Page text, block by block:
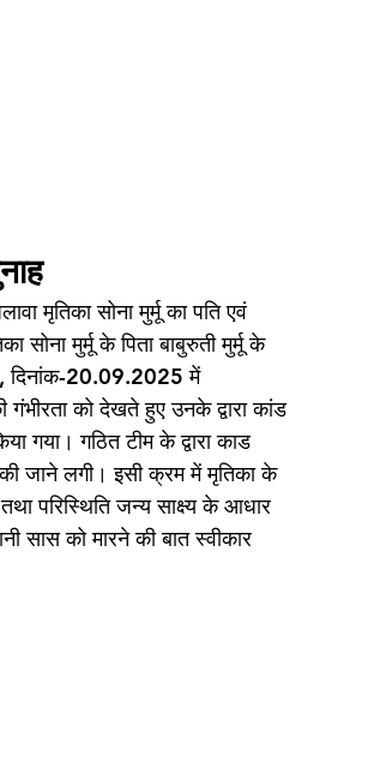
मृतिका सोना मुर्मू का पति एवं
सोना मुर्मू के पिता बाबुरुती मुर्मू के
दिनांक-20.09.2025 में
को देखते हुए उनके द्वारा कांड
गया। गठित टीम के द्वारा काड
जाने लगी। इसी क्रम में मृतिका के
तथा परिस्थिति जन्य साक्ष्य के आधार
को मारने की बात स्वीकार